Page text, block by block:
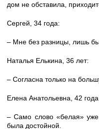
дом не обставила,
Сергей, 34 года:
– Мне без разницы, лишь
Наталья Елькина, 36 лет:
– Согласна только на
Елена Анатольевна, 42
– Само слово «белая»
была достойной.